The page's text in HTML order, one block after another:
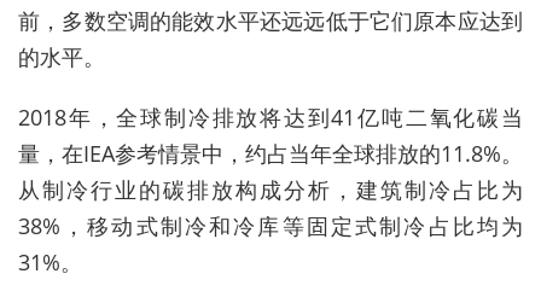
前，多数空调的能效水平还远远低于它们原本应达到
的水平。
2018年，全球制冷排放将达到41亿吨二氧化碳当
量，在IEA参考情景中，约占当年全球排放的11.8%。
从制冷行业的碳排放构成分析，建筑制冷占比为
38%，移动式制冷和冷库等固定式制冷占比均为
31%。